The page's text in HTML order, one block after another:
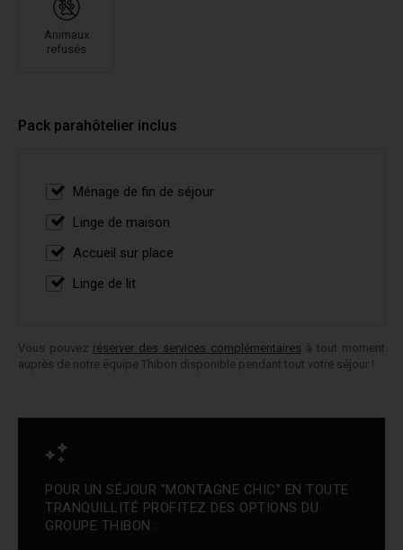
Animaux
refusés
Pack parahôtelier inclus
Ménage de fin de séjour
Linge de maison
Accueil sur place
Linge de lit
Vous pouvez réserver des services complémentaires à tout moment
auprès de notre équipe Thibon disponible pendant tout votre séjour !
POUR UN SÉJOUR "MONTAGNE CHIC" EN TOUTE
TRANQUILLITÉ PROFITEZ DES OPTIONS DU
GROUPE THIBON :